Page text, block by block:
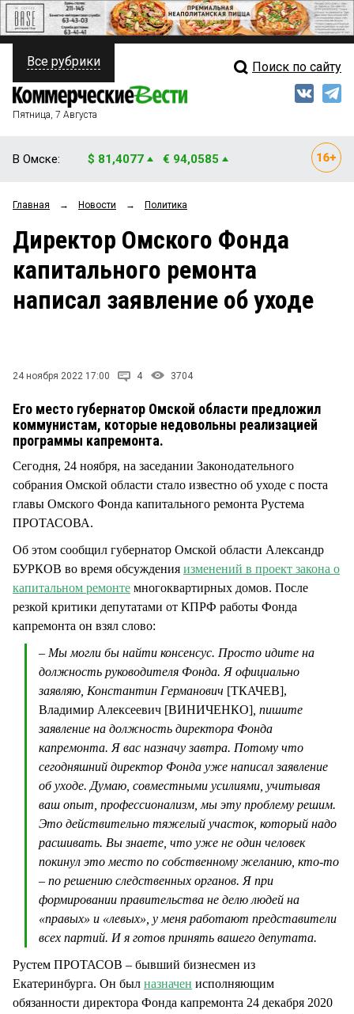
ПОЛИТИКА
ФИНАНСЫ
ОБЩЕСТВО
ЗАКОН
Свежий выпуск
Рейтинги
Блоги
Архив
Все рубрики Поиск по сайту
Пятница, 7 Августа
В Омске: $ 81,4077 € 94,0585
Главная → Новости → Политика
Директор Омского Фонда
капитального ремонта
написал заявление об уходе
24 ноября 2022 17:00 4 3704
Его место губернатор Омской области предложил
коммунистам, которые недовольны реализацией
программы капремонта.
Сегодня, 24 ноября, на заседании Законодательного
собрания Омской области стало известно об уходе с поста
главы Омского Фонда капитального ремонта Рустема
ПРОТАСОВА.
Об этом сообщил губернатор Омской области Александр
БУРКОВ во время обсуждения изменений в проект закона о
капитальном ремонте многоквартирных домов. После
резкой критики депутатами от КПРФ работы Фонда
капремонта он взял слово:
– Мы могли бы найти консенсус. Просто идите на
должность руководителя Фонда. Я официально
заявляю, Константин Германович [ТКАЧЕВ],
Владимир Алексеевич [ВИНИЧЕНКО] , пишите
заявление на должность директора Фонда
капремонта. Я вас назначу завтра. Потому что
сегодняшний директор Фонда уже написал заявление
об уходе. Думаю, совместными усилиями, учитывая
ваш опыт, профессионализм, мы эту проблему решим.
Это действительно тяжелый участок, который надо
расшивать. Вы знаете, что уже не один человек
покинул это место по собственному желанию, кто-то
– по решению следственных органов. Я при
формировании правительства не делю людей на
«правых» и «левых», у меня работают представители
всех партий. И я готов принять вашего депутата.
Рустем ПРОТАСОВ – бывший бизнесмен из
Екатеринбурга. Он был назначен исполняющим
обязанности директора Фонда капремонта 24 декабря 2020